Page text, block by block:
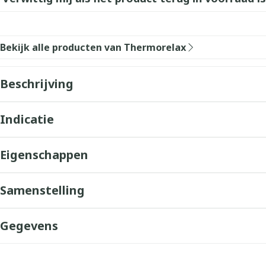
Bekijk alle producten van Thermorelax
Beschrijving
Indicatie
Eigenschappen
Samenstelling
Gegevens